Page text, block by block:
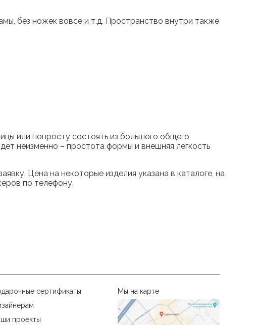
без ножек вовсе и т.д. Пространство внутри также
или попросту состоять из большого общего
неизменно – простота формы и внешняя легкость
Цена на некоторые изделия указана в каталоге, на
по телефону.
Мы на карте
сертификаты
проекты